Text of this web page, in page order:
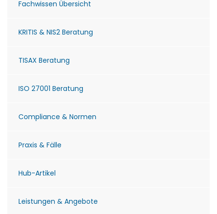
Fachwissen Übersicht
KRITIS & NIS2 Beratung
TISAX Beratung
ISO 27001 Beratung
Compliance & Normen
Praxis & Fälle
Hub-Artikel
Leistungen & Angebote